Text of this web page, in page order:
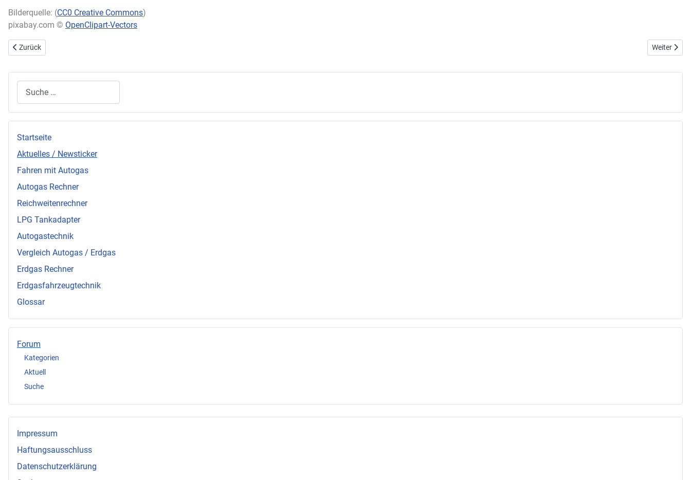
Bilderquelle: (CC0 Creative Commons)
pixabay.com © OpenClipart-Vectors
Vorheriger Beitrag: Das sind die Favoriten der Formel 1 in diesem Jahr
Zurück Nächster
Weiter
Startseite
Aktuelles / Newsticker
Fahren mit Autogas
Autogas Rechner
Reichweitenrechner
LPG Tankadapter
Autogastechnik
Vergleich Autogas / Erdgas
Erdgas Rechner
Erdgasfahrzeugtechnik
Glossar
Forum
Kategorien
Aktuell
Suche
Impressum
Haftungsausschluss
Datenschutzerklärung